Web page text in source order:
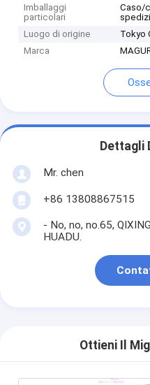
Imballaggi
particolari
Caso/
Luogo di origine
Tokyo
Marca
Dettagli
Mr. chen
+86 13808867515
- No, no, no.65,
HUADU.
Ottieni Il